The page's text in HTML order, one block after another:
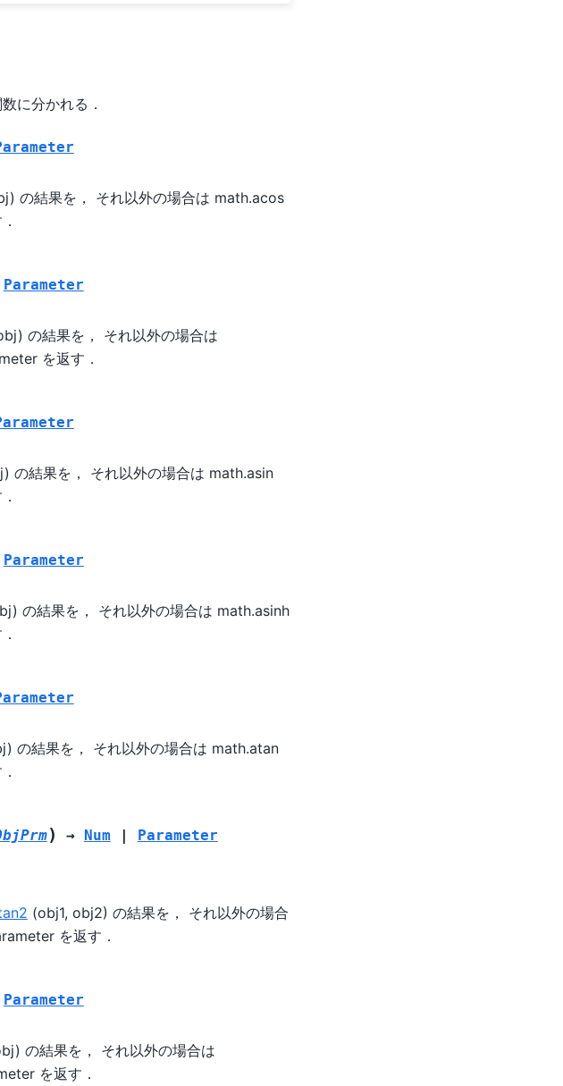
に分かれる．
の結果を， それ以外の場合は math.acos
Parameter
の結果を， それ以外の場合は
を返す．
の結果を， それ以外の場合は math.asin
Parameter
の結果を， それ以外の場合は math.asinh
の結果を， それ以外の場合は math.atan
) → Num | Parameter
(obj1, obj2) の結果を， それ以外の場合
を返す．
Parameter
の結果を， それ以外の場合は
を返す．